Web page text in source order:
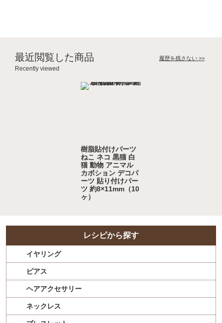
最近閲覧した商品
Recently viewed
履歴を残さない >>
樹脂貼付けパーツ
ねこ ネコ 黒猫 白
猫 動物 アニマル
カボション デコパ
ーツ 貼り付けパー
ツ 約8×11mm（10
ヶ）
レシピから探す
イヤリング
ピアス
ヘアアクセサリー
ネックレス